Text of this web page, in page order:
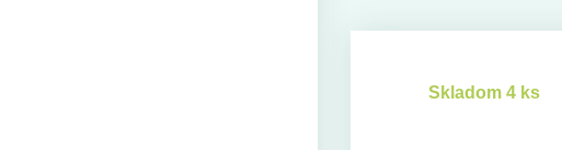
Skladom 4 ks